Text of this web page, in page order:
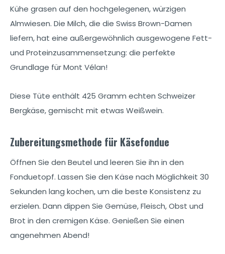
Kühe grasen auf den hochgelegenen, würzigen
Almwiesen. Die Milch, die die Swiss Brown-Damen
liefern, hat eine außergewöhnlich ausgewogene Fett-
und Proteinzusammensetzung: die perfekte
Grundlage für Mont Vélan!
Diese Tüte enthält 425 Gramm echten Schweizer
Bergkäse, gemischt mit etwas Weißwein.
Zubereitungsmethode für Käsefondue
Öffnen Sie den Beutel und leeren Sie ihn in den
Fonduetopf. Lassen Sie den Käse nach Möglichkeit 30
Sekunden lang kochen, um die beste Konsistenz zu
erzielen. Dann dippen Sie Gemüse, Fleisch, Obst und
Brot in den cremigen Käse. Genießen Sie einen
angenehmen Abend!